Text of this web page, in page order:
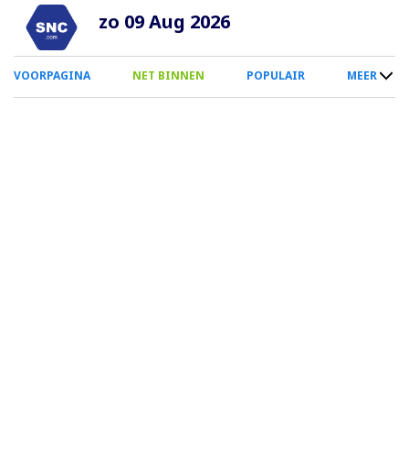
Overslaan
naar
inhoud
zo 09 Aug 2026
0
Smartphone
VOORPAGINA NET BINNEN POPULAIR MEER